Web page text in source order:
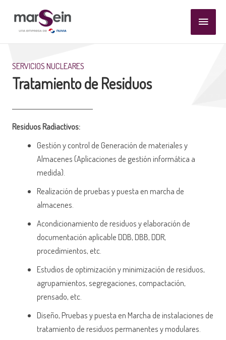
contenido
Menú
SERVICIOS NUCLEARES
Tratamiento de Residuos
Residuos Radiactivos:
Gestión y control de Generación de materiales y
Almacenes (Aplicaciones de gestión informática a
medida).
Realización de pruebas y puesta en marcha de
almacenes.
Acondicionamiento de residuos y elaboración de
documentación aplicable DDB, DBB, DDR,
procedimientos, etc.
Estudios de optimización y minimización de residuos,
agrupamientos, segregaciones, compactación,
prensado, etc.
Diseño, Pruebas y puesta en Marcha de instalaciones de
tratamiento de residuos permanentes y modulares.